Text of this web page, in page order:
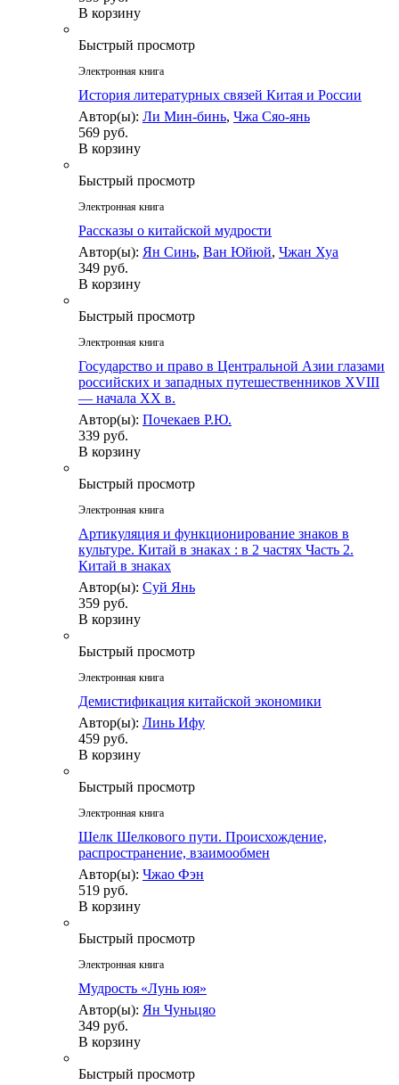
В корзину
Быстрый просмотр
Электронная книга
История литературных связей Китая и России
Автор(ы): Ли Мин-бинь, Чжа Сяо-янь
569 руб.
В корзину
Быстрый просмотр
Электронная книга
Рассказы о китайской мудрости
Автор(ы): Ян Синь, Ван Юйюй, Чжан Хуа
349 руб.
В корзину
Быстрый просмотр
Электронная книга
Государство и право в Центральной Азии глазами
российских и западных путешественников XVIII
— начала XX в.
Автор(ы): Почекаев Р.Ю.
339 руб.
В корзину
Быстрый просмотр
Электронная книга
Артикуляция и функционирование знаков в
культуре. Китай в знаках : в 2 частях Часть 2.
Китай в знаках
Автор(ы): Суй Янь
359 руб.
В корзину
Быстрый просмотр
Электронная книга
Демистификация китайской экономики
Автор(ы): Линь Ифу
459 руб.
В корзину
Быстрый просмотр
Электронная книга
Шелк Шелкового пути. Происхождение,
распространение, взаимообмен
Автор(ы): Чжао Фэн
519 руб.
В корзину
Быстрый просмотр
Электронная книга
Мудрость «Лунь юя»
Автор(ы): Ян Чуньцяо
349 руб.
В корзину
Быстрый просмотр